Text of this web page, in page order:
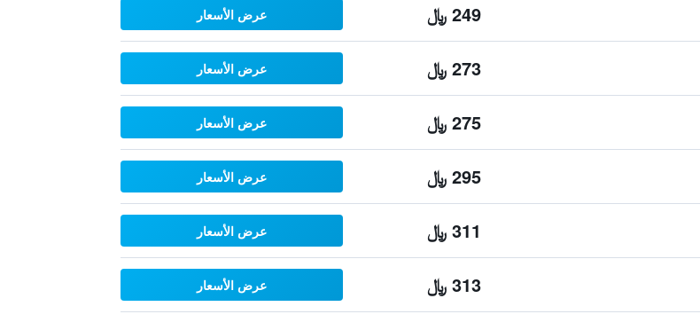
249 ﷼ عرض الأسعار
273 ﷼ عرض الأسعار
275 ﷼ عرض الأسعار
295 ﷼ عرض الأسعار
311 ﷼ عرض الأسعار
313 ﷼ عرض الأسعار